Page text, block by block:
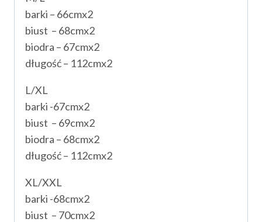
barki – 66cmx2
biust – 68cmx2
biodra – 67cmx2
długość – 112cmx2
L/XL
barki -67cmx2
biust – 69cmx2
biodra – 68cmx2
długość – 112cmx2
XL/XXL
barki -68cmx2
biust – 70cmx2